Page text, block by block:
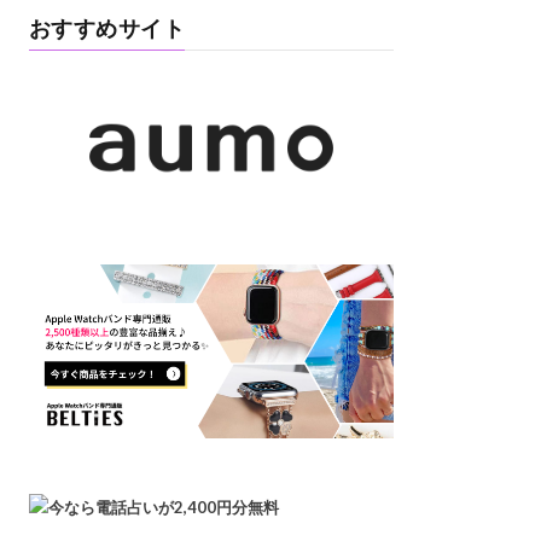
おすすめサイト